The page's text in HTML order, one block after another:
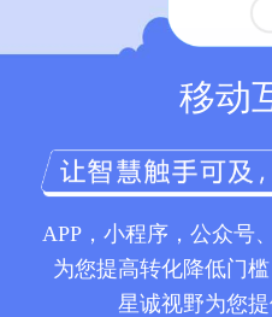
移动
APP，小程序，公众号
为您提高转化降低门
星诚视野为您提